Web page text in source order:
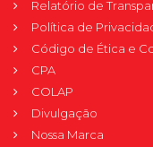
Relatório de
Política de
Código de Ética e
CPA
COLAP
Divulgação
Nossa Marca